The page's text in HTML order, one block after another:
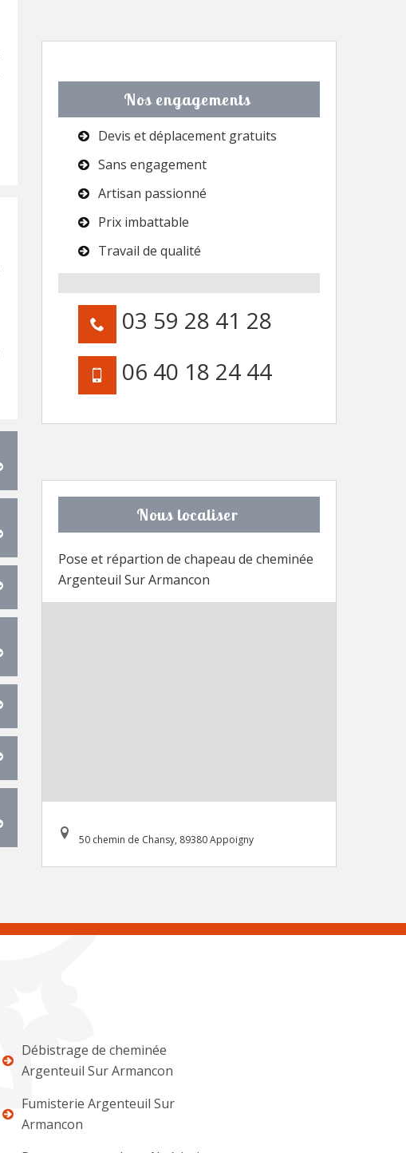
Nos engagements
Devis et déplacement gratuits
Sans engagement
Artisan passionné
Prix imbattable
Travail de qualité
03 59 28 41 28
06 40 18 24 44
Nous localiser
Pose et répartion de chapeau de cheminée
Argenteuil Sur Armancon
50 chemin de Chansy, 89380 Appoigny
Débistrage de cheminée
Argenteuil Sur Armancon
Fumisterie Argenteuil Sur
Armancon